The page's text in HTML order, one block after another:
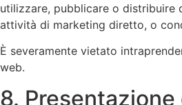
utilizzare, pubblicare o distribuire
attività di marketing diretto, o
È severamente vietato
web.
8. Presentazione